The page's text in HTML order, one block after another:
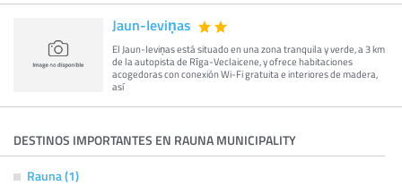
Jaun-Ieviņas
El Jaun-Ieviņas está situado en una zona tranquila y verde, a 3 km
de la autopista de Rīga-Veclaicene, y ofrece habitaciones
acogedoras con conexión Wi-Fi gratuita e interiores de madera,
así
DESTINOS IMPORTANTES EN RAUNA MUNICIPALITY
Rauna (1)